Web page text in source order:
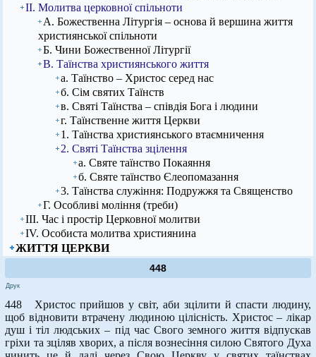
ІІ. Молитва церковної спільноти
А. Божественна Літургія – основа й вершина життя
християнської спільноти
Б. Чини Божественної Літургії
В. Таїнства християнського життя
а. Таїнство – Христос серед нас
б. Сім святих Таїнств
в. Святі Таїнства – співдія Бога і людини
г. Таїнственне життя Церкви
1. Таїнства християнського втаємничення
2. Святі Таїнства зцілення
а. Святе таїнство Покаяння
б. Святе таїнство Єлеопомазання
3. Таїнства служіння: Подружжя та Священство
Г. Особливі моління (треби)
ІІІ. Час і простір Церковної молитви
ІV. Особиста молитва християнина
ЖИТТЯ ЦЕРКВИ
448
Друк
448 Христос прийшов у світ, аби зцілити й спасти людину,
щоб відновити втрачену людиною цілісність. Христос – лікар
душ і тіл людських – під час Свого земного життя відпускав
гріхи та зціляв хворих, а після вознесіння силою Святого Духа